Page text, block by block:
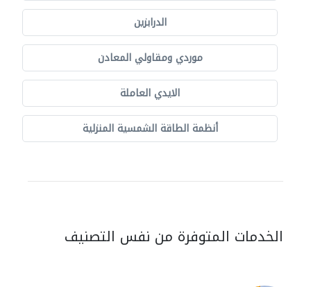
الدرابزين
موردي ومقاولي المعادن
الايدي العاملة
أنظمة الطاقة الشمسية المنزلية
الخدمات المتوفرة من نفس التصنيف